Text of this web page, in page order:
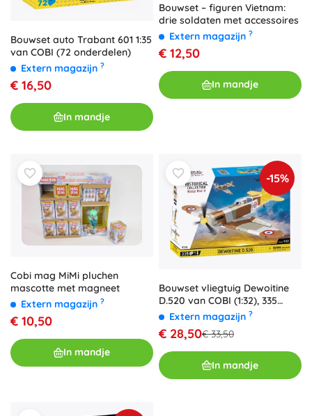
Bouwset auto Trabant 601 1:35
van COBI (72 onderdelen)
Extern magazijn ?
€ 16,50
In mandje
Bouwset – figuren Vietnam:
drie soldaten met accessoires
Extern magazijn ?
€ 12,50
In mandje
Cobi mag MiMi pluchen
mascotte met magneet
Extern magazijn ?
€ 10,50
In mandje
-15%
Bouwset vliegtuig Dewoitine
D.520 van COBI (1:32), 335
onderdelen
Extern magazijn ?
€ 28,50€ 33,50
In mandje